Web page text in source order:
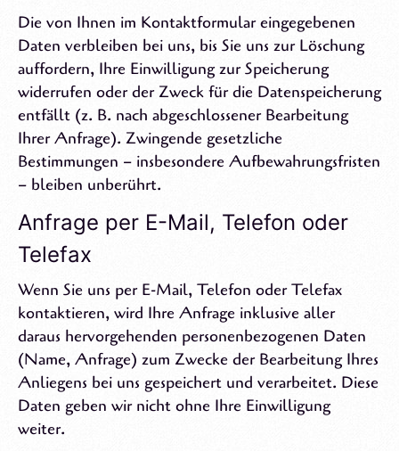
Die von Ihnen im Kontaktformular eingegebenen
Daten verbleiben bei uns, bis Sie uns zur Löschung
auffordern, Ihre Einwilligung zur Speicherung
widerrufen oder der Zweck für die Datenspeicherung
entfällt (z. B. nach abgeschlossener Bearbeitung
Ihrer Anfrage). Zwingende gesetzliche
Bestimmungen – insbesondere Aufbewahrungsfristen
– bleiben unberührt.
Anfrage per E-Mail, Telefon oder
Telefax
Wenn Sie uns per E-Mail, Telefon oder Telefax
kontaktieren, wird Ihre Anfrage inklusive aller
daraus hervorgehenden personenbezogenen Daten
(Name, Anfrage) zum Zwecke der Bearbeitung Ihres
Anliegens bei uns gespeichert und verarbeitet. Diese
Daten geben wir nicht ohne Ihre Einwilligung
weiter.